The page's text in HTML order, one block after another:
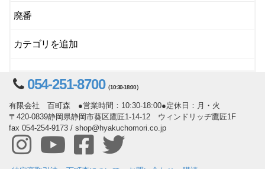
廃番
カテゴリを追加
054-251-8700（10:30-18:00）
有限会社 百町森 ●営業時間：10:30-18:00●定休日：月・火
〒420-0839静岡県静岡市葵区鷹匠1-14-12 ウィンドリッヂ鷹匠1F
fax 054-254-9173 / shop@hyakuchomori.co.jp